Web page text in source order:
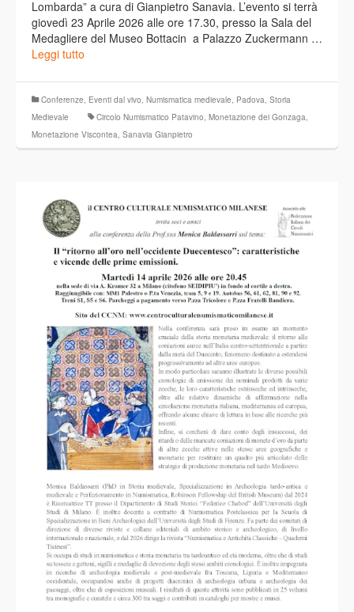
Lombarda” a cura di Gianpietro Sanavia. L’evento si terrà
giovedì 23 Aprile 2026 alle ore 17.30, presso la Sala del
Medagliere del Museo Bottacin a Palazzo Zuckermann …
Leggi tutto
Conferenze, Eventi dal vivo, Numismatica medievale, Padova, Storia
Medievale
Circolo Numismatico Patavino, Monetazione dei Gonzaga,
Monetazione Viscontea, Sanavia Gianpietro